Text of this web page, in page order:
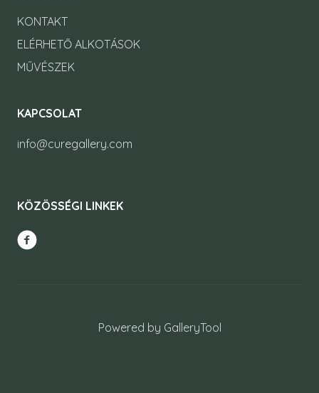
KONTAKT
ELÉRHETŐ ALKOTÁSOK
MŰVÉSZEK
KAPCSOLAT
info@curegallery.com
KÖZÖSSÉGI LINKEK
Powered by GalleryTool